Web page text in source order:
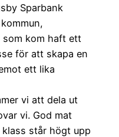
Sparbank
som kom haft ett
för att skapa en
ett lika
vi att dela ut
vi. God mat
står högt upp